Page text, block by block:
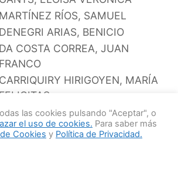
MARTÍNEZ RÍOS, SAMUEL
DENEGRI ARIAS, BENICIO
DA COSTA CORREA, JUAN
FRANCO
CARRIQUIRY HIRIGOYEN, MARÍA
FELICITAS
BASSO, EMMANUEL
IGARZABAL, MARÍA
las cookies pulsando "Aceptar", o
el uso de cookies. Para saber más
Cookies y Política de Privacidad.